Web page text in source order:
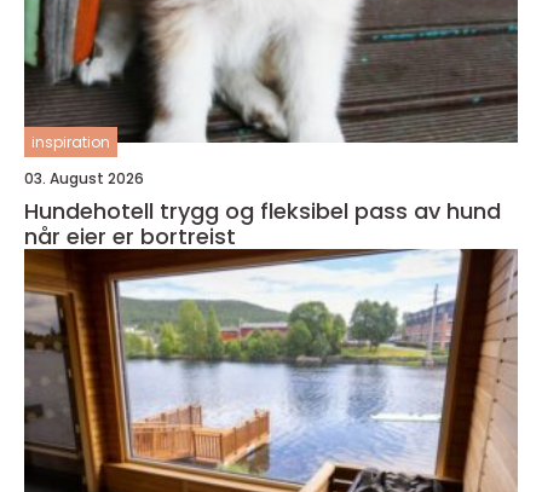
inspiration
03. August 2026
Hundehotell trygg og fleksibel pass av hund
når eier er bortreist